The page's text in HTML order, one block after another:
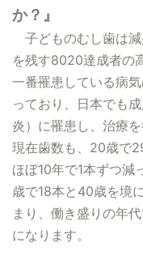
か？』
子どものむし歯は
を残す8020達成者の
一番罹患している病
っており、日本でも
炎）に罹患し、治療
現在歯数も、20歳で
ほぼ10年で1本ずつ
歳で18本と40歳を境
まり、働き盛りの年
になります。